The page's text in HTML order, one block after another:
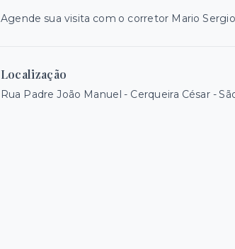
Agende sua visita com o corretor Mario
Localização
Rua Padre João Manuel - Cerqueira César -